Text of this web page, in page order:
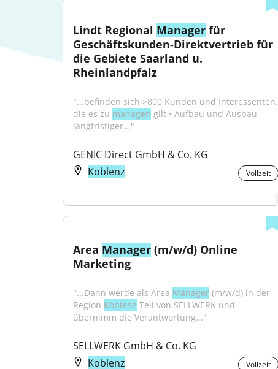
Lindt Regional Manager für
Geschäftskunden-Direktvertrieb für
die Gebiete Saarland u.
Rheinlandpfalz
"...befinden sich >800 Kunden und Interessenten,
die es zu managen gilt • Aufbau und Ausbau
langfristiger..."
GENIC Direct GmbH & Co. KG
Koblenz
Vollzeit
Area Manager (m/w/d) Online
Marketing
"...Dann werde als Area Manager (m/w/d) in der
Region Koblenz Teil von SELLWERK und
übernimm die Verantwortung..."
SELLWERK GmbH & Co. KG
Koblenz
Vollzeit